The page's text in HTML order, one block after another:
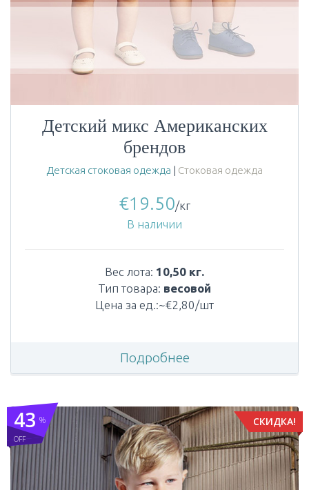
Детский микс Американских
брендов
Детская стоковая одежда | Стоковая одежда
€19.50/кг
В наличии
Вес лота: 10,50 кг.
Тип товара: весовой
Цена за ед.:~€2,80/шт
Подробнее
СКИДКА!
%
OFF
43